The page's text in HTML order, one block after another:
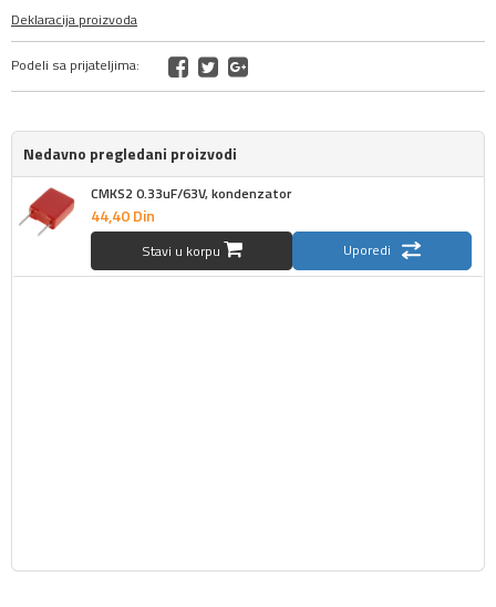
Deklaracija proizvoda
Podeli sa prijateljima:
Nedavno pregledani proizvodi
CMKS2 0.33uF/63V, kondenzator
44,40Din
Stavi u korpu Uporedi